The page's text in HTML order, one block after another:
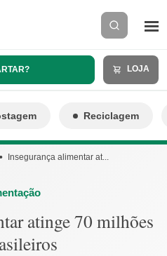
LOJA
Reciclagem
Insegurança alimentar at...
atinge 70 milhões